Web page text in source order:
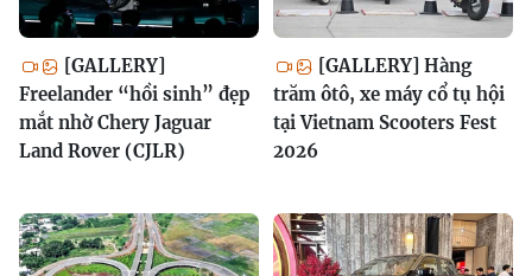
[GALLERY]
Freelander “hồi sinh” đẹp
mắt nhờ Chery Jaguar
Land Rover (CJLR)
[GALLERY] Hàng
trăm ôtô, xe máy cổ tụ hội
tại Vietnam Scooters Fest
2026